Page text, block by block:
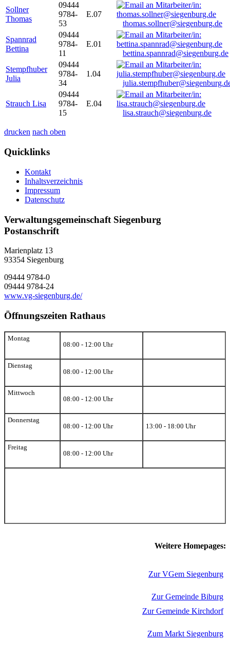
Sollner
Thomas
09444
9784-
53
E.07
thomas.sollner@siegenburg.de
Spannrad
Bettina
09444
9784-
11
E.01
bettina.spannrad@siegenburg.de
Stempfhuber
Julia
09444
9784-
34
1.04
Strauch Lisa
09444
9784-
15
E.04
lisa.strauch@siegenburg.de
drucken nach oben
Quicklinks
Kontakt
Inhaltsverzeichnis
Impressum
Datenschutz
Verwaltungsgemeinschaft Siegenburg
Postanschrift
Marienplatz 13
93354 Siegenburg
09444 9784-0
09444 9784-24
www.vg-siegenburg.de/
Öffnungszeiten Rathaus
Montag
08:00 - 12:00 Uhr
Dienstag
08:00 - 12:00 Uhr
Mittwoch
08:00 - 12:00 Uhr
Donnerstag
08:00 - 12:00 Uhr
13:00 - 18:00 Uhr
Freitag
08:00 - 12:00 Uhr
Weitere Homepages:
Zur VGem Siegenburg
Zur Gemeinde Biburg
Zur Gemeinde Kirchdorf
Zum Markt Siegenburg